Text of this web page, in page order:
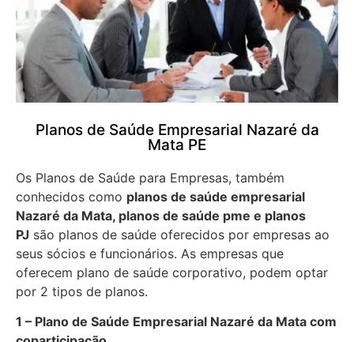
Planos de Saúde Empresarial Nazaré da
Mata PE
Os Planos de Saúde para Empresas, também
conhecidos como planos de saúde empresarial
Nazaré da Mata, planos de saúde pme e planos
PJ são planos de saúde oferecidos por empresas ao
seus sócios e funcionários. As empresas que
oferecem plano de saúde corporativo, podem optar
por 2 tipos de planos.
1 – Plano de Saúde Empresarial Nazaré da Mata com